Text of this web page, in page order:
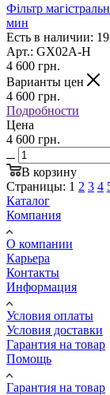
Фільтр
мин
Есть в наличии: 19
Арт.: GX02A-H
4 600 грн.
Варианты цен
4 600 грн.
Подробности
Цена
4 600 грн.
В корзину
Страницы: 1 2 3 4
Каталог
Компания
О компании
Карьера
Контакты
Информация
Условия оплаты
Условия доставки
Гарантия на товар
Помощь
Гарантия на товар